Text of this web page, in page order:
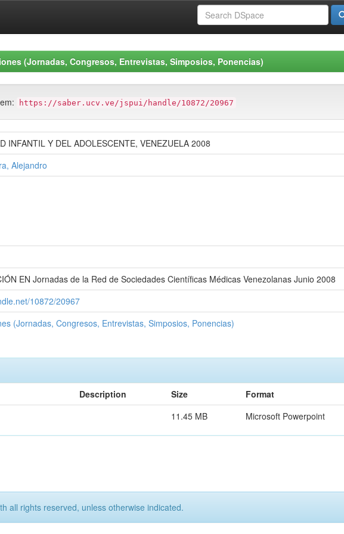
(Jornadas, Congresos, Entrevistas, Simposios, Ponencias)
https://saber.ucv.ve/jspui/handle/10872/20967
INFANTIL Y DEL ADOLESCENTE, VENEZUELA 2008
Alejandro
EN Jornadas de la Red de Sociedades Científicas Médicas Venezolanas Junio 2008
10872/20967
(Jornadas, Congresos, Entrevistas, Simposios, Ponencias)
Description Size
Format
11.45 MB Microsoft Powerpoint
all rights reserved, unless otherwise indicated.